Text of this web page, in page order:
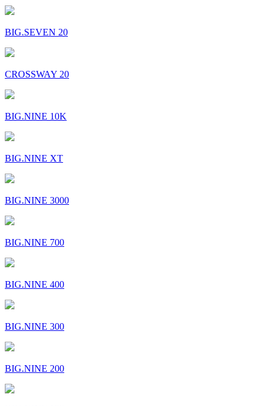
BIG.SEVEN 20
CROSSWAY 20
BIG.NINE 10K
BIG.NINE XT
BIG.NINE 3000
BIG.NINE 700
BIG.NINE 400
BIG.NINE 300
BIG.NINE 200